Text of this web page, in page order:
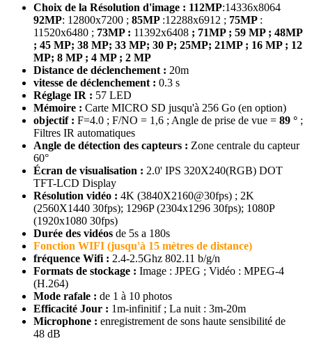
Choix de la Résolution d'image : 112MP:14336x8064
92MP: 12800x7200 ; 85MP :12288x6912 ; 75MP :
11520x6480 ; 73MP : 11392x6408 ; 71MP ; 59 MP ; 48MP
; 45 MP; 38 MP; 33 MP; 30 P; 25MP; 21MP ; 16 MP ; 12
MP; 8 MP ; 4 MP ; 2 MP
Distance de déclenchement : 20m
vitesse de déclenchement : 0.3 s
Réglage IR : 57 LED
Mémoire : Carte MICRO SD jusqu'à 256 Go (en option)
objectif : F=4.0 ; F/NO = 1,6 ; Angle de prise de vue = 89 ° ;
Filtres IR automatiques
Angle de détection des capteurs : Zone centrale du capteur
60°
Écran de visualisation : 2.0' IPS 320X240(RGB) DOT
TFT-LCD Display
Résolution vidéo : 4K (3840X2160@30fps) ; 2K
(2560X1440 30fps); 1296P (2304x1296 30fps); 1080P
(1920x1080 30fps)
Durée des vidéos de 5s a 180s
Fonction WIFI (jusqu'à 15 mètres de distance)
fréquence Wifi : 2.4-2.5Ghz 802.11 b/g/n
Formats de stockage : Image : JPEG ; Vidéo : MPEG-4
(H.264)
Mode rafale : de 1 à 10 photos
Efficacité Jour : 1m-infinitif ; La nuit : 3m-20m
Microphone : enregistrement de sons haute sensibilité de
48 dB